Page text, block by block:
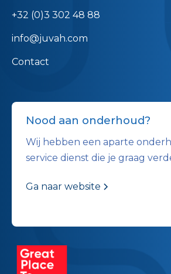
+32 (0)3 302 48 88
info@juvah.com
Contact
Nood aan onderhoud?
Wij hebben een aparte
service dienst die je graag
Ga naar website